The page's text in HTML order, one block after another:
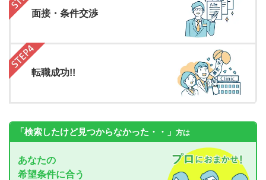
面接・条件交渉
転職成功!!
「検索したけど見つからなかった・・」 方は
あなたの
希望条件に合う